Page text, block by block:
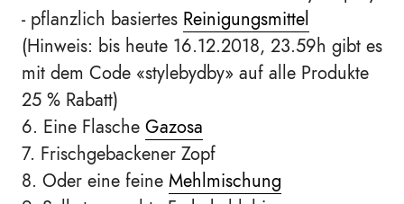
- pflanzlich basiertes Reinigungsmittel
(Hinweis: bis heute 16.12.2018, 23.59h gibt es
mit dem Code «stylebydby» auf alle Produkte
25 % Rabatt)
6. Eine Flasche Gazosa
7. Frischgebackener Zopf
8. Oder eine feine Mehlmischung